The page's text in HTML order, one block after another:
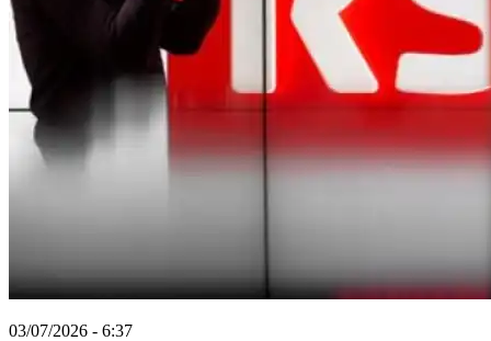
03/07/2026 - 6:37